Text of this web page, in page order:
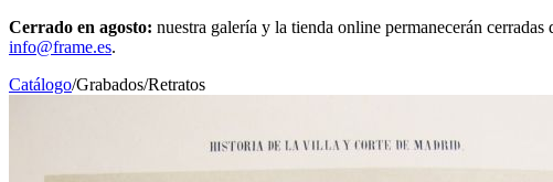
Cerrado en agosto: nuestra galería y la tienda online permanecerán
info@frame.es.
Catálogo/Grabados/Retratos